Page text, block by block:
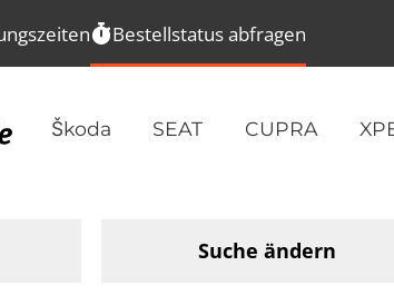
Bestellstatus abfragen
Škoda SEAT CUPRA
Suche ändern